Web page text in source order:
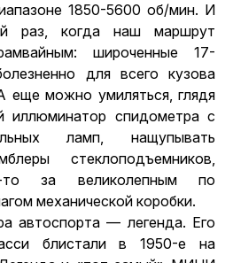
1850-5600 об/мин. И
раз, когда наш маршрут
широченные 17-
для всего кузова
еще можно умиляться, глядя
иллюминатор спидометра с
ламп, нащупывать
стеклоподъемников,
то за великолепным по
механической коробки.
автоспорта — легенда. Его
блистали в 1950-е на